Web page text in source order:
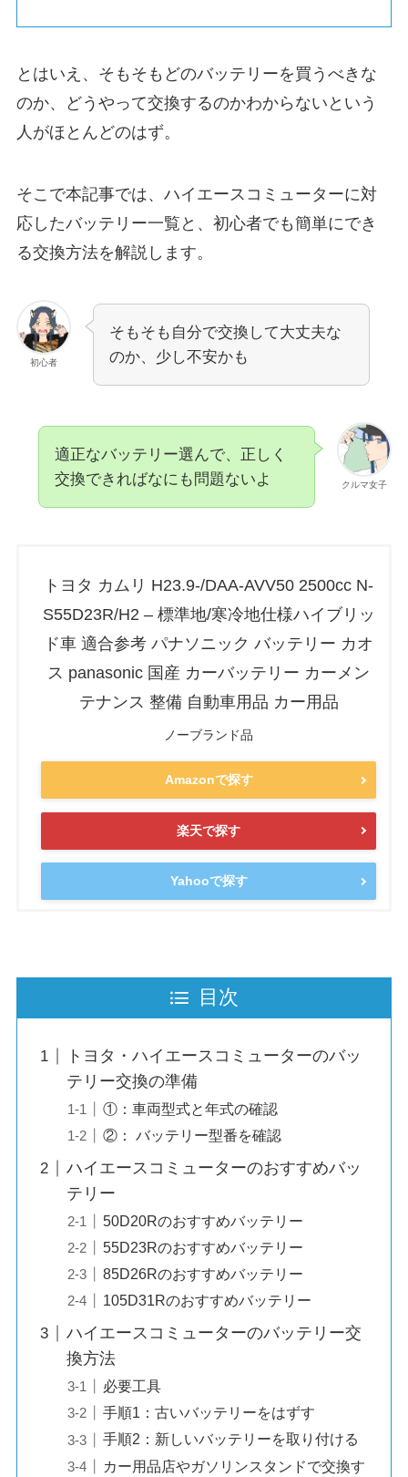
とはいえ、そもそもどのバッテリーを買うべきな
のか、どうやって交換するのかわからないという
人がほとんどのはず。
そこで本記事では、ハイエースコミューターに対
応したバッテリー一覧と、初心者でも簡単にでき
る交換方法を解説します。
初心者
そもそも自分で交換して大丈夫な
のか、少し不安かも
クルマ女子
適正なバッテリー選んで、正しく
交換できればなにも問題ないよ
トヨタ カムリ H23.9-/DAA-AVV50 2500cc N-
S55D23R/H2 – 標準地/寒冷地仕様ハイブリッ
ド車 適合参考 パナソニック バッテリー カオ
ス panasonic 国産 カーバッテリー カーメン
テナンス 整備 自動車用品 カー用品
ノーブランド品
Amazonで探す
楽天で探す
Yahooで探す
目次
トヨタ・ハイエースコミューターのバッ
テリー交換の準備
①：車両型式と年式の確認
②： バッテリー型番を確認
ハイエースコミューターのおすすめバッ
テリー
50D20Rのおすすめバッテリー
55D23Rのおすすめバッテリー
85D26Rのおすすめバッテリー
105D31Rのおすすめバッテリー
ハイエースコミューターのバッテリー交
換方法
必要工具
手順1：古いバッテリーをはずす
手順2：新しいバッテリーを取り付ける
カー用品店やガソリンスタンドで交換す